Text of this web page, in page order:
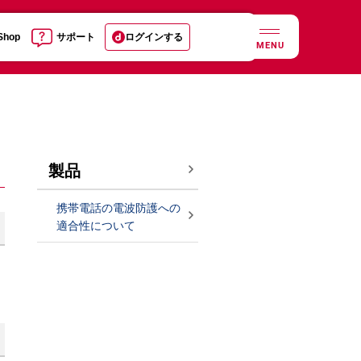
サポート ログインする
MENU
製品
携帯電話の電波防護への
適合性について